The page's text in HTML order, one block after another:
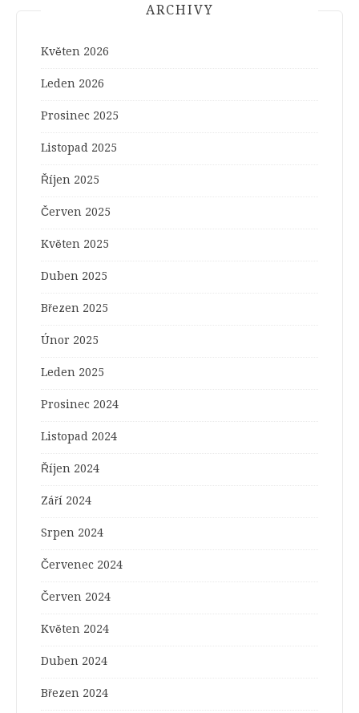
ARCHIVY
Květen 2026
Leden 2026
Prosinec 2025
Listopad 2025
Říjen 2025
Červen 2025
Květen 2025
Duben 2025
Březen 2025
Únor 2025
Leden 2025
Prosinec 2024
Listopad 2024
Říjen 2024
Září 2024
Srpen 2024
Červenec 2024
Červen 2024
Květen 2024
Duben 2024
Březen 2024